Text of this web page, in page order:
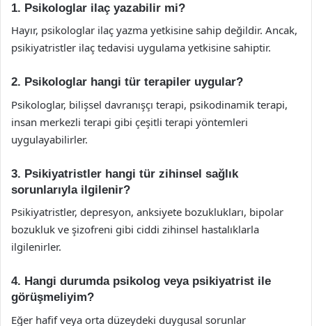
1. Psikologlar ilaç yazabilir mi?
Hayır, psikologlar ilaç yazma yetkisine sahip değildir. Ancak,
psikiyatristler ilaç tedavisi uygulama yetkisine sahiptir.
2. Psikologlar hangi tür terapiler uygular?
Psikologlar, bilişsel davranışçı terapi, psikodinamik terapi,
insan merkezli terapi gibi çeşitli terapi yöntemleri
uygulayabilirler.
3. Psikiyatristler hangi tür zihinsel sağlık
sorunlarıyla ilgilenir?
Psikiyatristler, depresyon, anksiyete bozuklukları, bipolar
bozukluk ve şizofreni gibi ciddi zihinsel hastalıklarla
ilgilenirler.
4. Hangi durumda psikolog veya psikiyatrist ile
görüşmeliyim?
Eğer hafif veya orta düzeydeki duygusal sorunlar